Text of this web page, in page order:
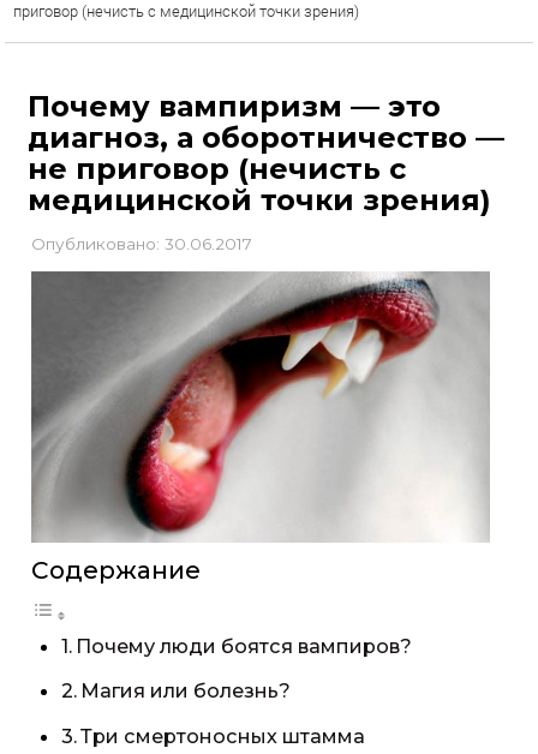
приговор (нечисть с медицинской точки зрения)
Почему вампиризм — это
диагноз, а оборотничество —
не приговор (нечисть с
медицинской точки зрения)
Опубликовано: 30.06.2017
Содержание
Почему люди боятся вампиров?
Магия или болезнь?
Три смертоносных штамма